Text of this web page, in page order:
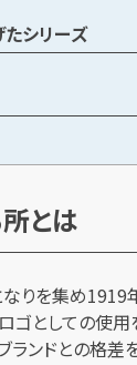
たシリーズ
とは
りを集め1919
ゴとしての使
ンドとの格差